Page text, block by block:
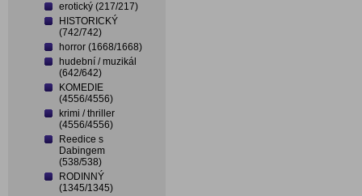
erotický (217/217)
HISTORICKÝ
(742/742)
horror (1668/1668)
hudební / muzikál
(642/642)
KOMEDIE
(4556/4556)
krimi / thriller
(4556/4556)
Reedice s
Dabingem
(538/538)
RODINNÝ
(1345/1345)